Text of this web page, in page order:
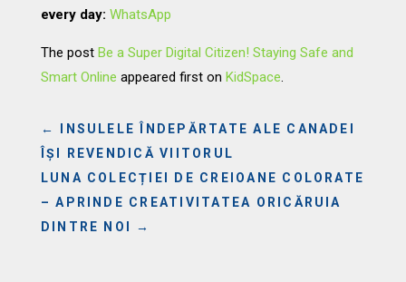
every day: WhatsApp
The post Be a Super Digital Citizen! Staying Safe and
Smart Online appeared first on KidSpace.
←
INSULELE ÎNDEPĂRTATE ALE CANADEI
ÎȘI REVENDICĂ VIITORUL
LUNA COLECȚIEI DE CREIOANE COLORATE
– APRINDE CREATIVITATEA ORICĂRUIA
DINTRE NOI
→